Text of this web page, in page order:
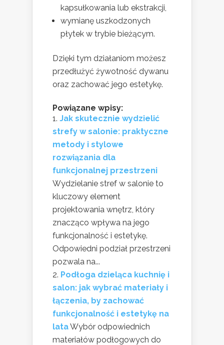
kapsułkowania lub ekstrakcji,
wymianę uszkodzonych
płytek w trybie bieżącym.
Dzięki tym działaniom możesz
przedłużyć żywotność dywanu
oraz zachować jego estetykę.
Powiązane wpisy:
Jak skutecznie wydzielić
strefy w salonie: praktyczne
metody i stylowe
rozwiązania dla
funkcjonalnej przestrzeni
Wydzielanie stref w salonie to
kluczowy element
projektowania wnętrz, który
znacząco wpływa na jego
funkcjonalność i estetykę.
Odpowiedni podział przestrzeni
pozwala na...
Podłoga dzieląca kuchnię i
salon: jak wybrać materiały i
łączenia, by zachować
funkcjonalność i estetykę na
lataWybór odpowiednich
materiałów podłogowych do